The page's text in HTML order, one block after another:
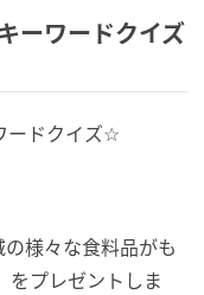
ーワードクイズ
ードクイズ☆
様々な食料品がも
をプレゼントしま